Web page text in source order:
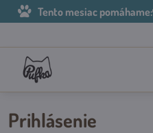
Tento mesiac pomáhame:
Prihlásenie